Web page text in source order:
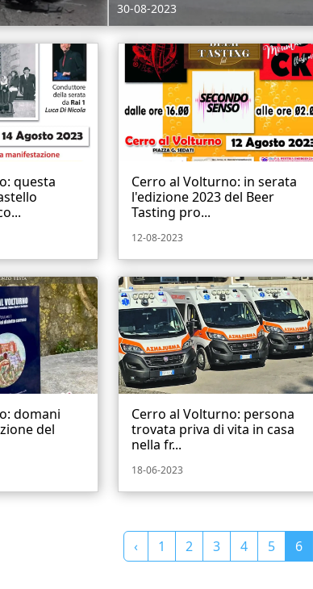
30-08-2023
questa
Cerro al Volturno: in serata
l'edizione 2023 del Beer
Tasting pro...
12-08-2023
domani
del
Cerro al Volturno: persona
trovata priva di vita in casa
nella fr...
18-06-2023
‹ 1 2 3 4 5 6